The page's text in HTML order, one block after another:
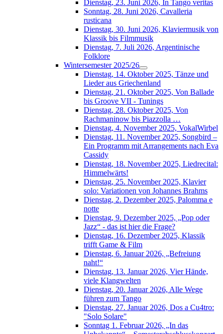
Dienstag, 23. Juni 2026, In Tango veritas
Sonntag, 28. Juni 2026, Cavalleria
rusticana
Dienstag, 30. Juni 2026, Klaviermusik von
Klassik bis Filmmusik
Dienstag, 7. Juli 2026, Argentinische
Folklore
Wintersemester 2025/26
Dienstag, 14. Oktober 2025, Tänze und
Lieder aus Griechenland
Dienstag, 21. Oktober 2025, Von Ballade
bis Groove VII - Tunings
Dienstag, 28. Oktober 2025, Von
Rachmaninow bis Piazzolla …
Dienstag, 4. November 2025, VokalWirbel
Dienstag, 11. November 2025, Songbird –
Ein Programm mit Arrangements nach Eva
Cassidy
Dienstag, 18. November 2025, Liedrecital:
Himmelwärts!
Dienstag, 25. November 2025, Klavier
solo: Variationen von Johannes Brahms
Dienstag, 2. Dezember 2025, Palomma e
notte
Dienstag, 9. Dezember 2025, „Pop oder
Jazz“ - das ist hier die Frage?
Dienstag, 16. Dezember 2025, Klassik
trifft Game & Film
Dienstag, 6. Januar 2026, „Befreiung
naht!“
Dienstag, 13. Januar 2026, Vier Hände,
viele Klangwelten
Dienstag, 20. Januar 2026, Alle Wege
führen zum Tango
Dienstag, 27. Januar 2026, Dos a Cu4tro:
"Solo Solare"
Sonntag 1. Februar 2026, „In das